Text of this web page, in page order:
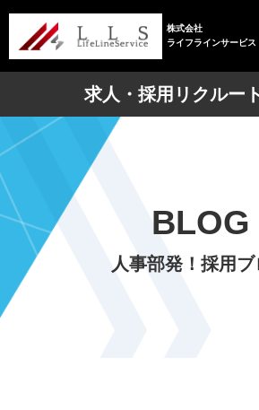
株式会社
ライフラインサービス
求人・採用リクルー
BLOG
人事部発！採用ブ